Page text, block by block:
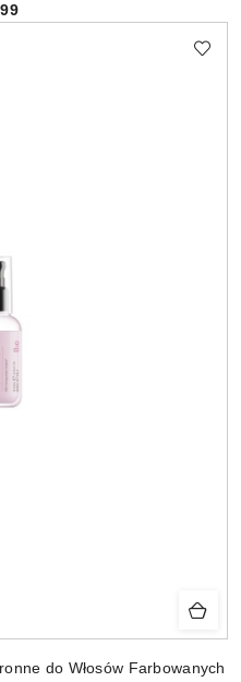
do Włosów Farbowanych